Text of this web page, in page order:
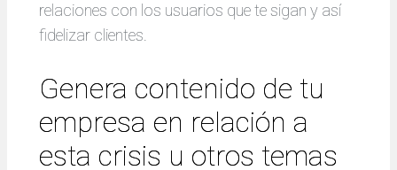
relaciones con los usuarios que te sigan y así
fidelizar clientes.
Genera contenido de tu
empresa en relación a
esta crisis u otros temas